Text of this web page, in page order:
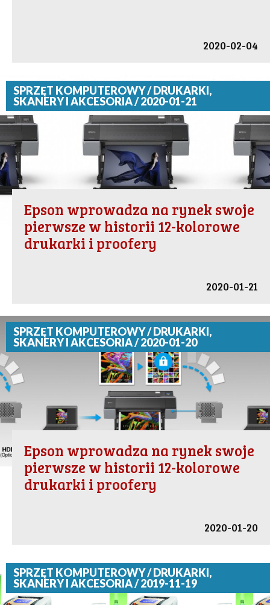
2020-02-04
SPRZĘT KOMPUTEROWY / DRUKARKI,
SKANERY I AKCESORIA / 2020-01-21
Epson wprowadza na rynek swoje
pierwsze w historii 12-kolorowe
drukarki i proofery
2020-01-21
SPRZĘT KOMPUTEROWY / DRUKARKI,
SKANERY I AKCESORIA / 2020-01-20
Epson wprowadza na rynek swoje
pierwsze w historii 12-kolorowe
drukarki i proofery
2020-01-20
SPRZĘT KOMPUTEROWY / DRUKARKI,
SKANERY I AKCESORIA / 2019-11-19